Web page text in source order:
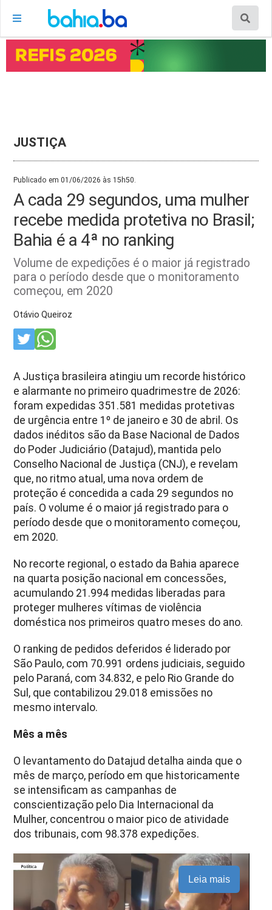
JUSTIÇA
Publicado em 01/06/2026 às 15h50.
A cada 29 segundos, uma mulher
recebe medida protetiva no Brasil;
Bahia é a 4ª no ranking
Volume de expedições é o maior já registrado
para o período desde que o monitoramento
começou, em 2020
Otávio Queiroz
A Justiça brasileira atingiu um recorde histórico
e alarmante no primeiro quadrimestre de 2026:
foram expedidas 351.581 medidas protetivas
de urgência entre 1º de janeiro e 30 de abril. Os
dados inéditos são da Base Nacional de Dados
do Poder Judiciário (Datajud), mantida pelo
Conselho Nacional de Justiça (CNJ), e revelam
que, no ritmo atual, uma nova ordem de
proteção é concedida a cada 29 segundos no
país. O volume é o maior já registrado para o
período desde que o monitoramento começou,
em 2020.
No recorte regional, o estado da Bahia aparece
na quarta posição nacional em concessões,
acumulando 21.994 medidas liberadas para
proteger mulheres vítimas de violência
doméstica nos primeiros quatro meses do ano.
O ranking de pedidos deferidos é liderado por
São Paulo, com 70.991 ordens judiciais, seguido
pelo Paraná, com 34.832, e pelo Rio Grande do
Sul, que contabilizou 29.018 emissões no
mesmo intervalo.
Mês a mês
O levantamento do Datajud detalha ainda que o
mês de março, período em que historicamente
se intensificam as campanhas de
conscientização pelo Dia Internacional da
Mulher, concentrou o maior pico de atividade
dos tribunais, com 98.378 expedições.
Leia mais